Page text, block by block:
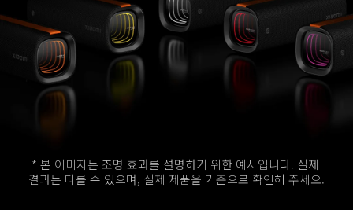
* 본 이미지는 조명 효과를 설명하기 위한 예시입니다. 실제
결과는 다를 수 있으며, 실제 제품을 기준으로 확인해 주세요.